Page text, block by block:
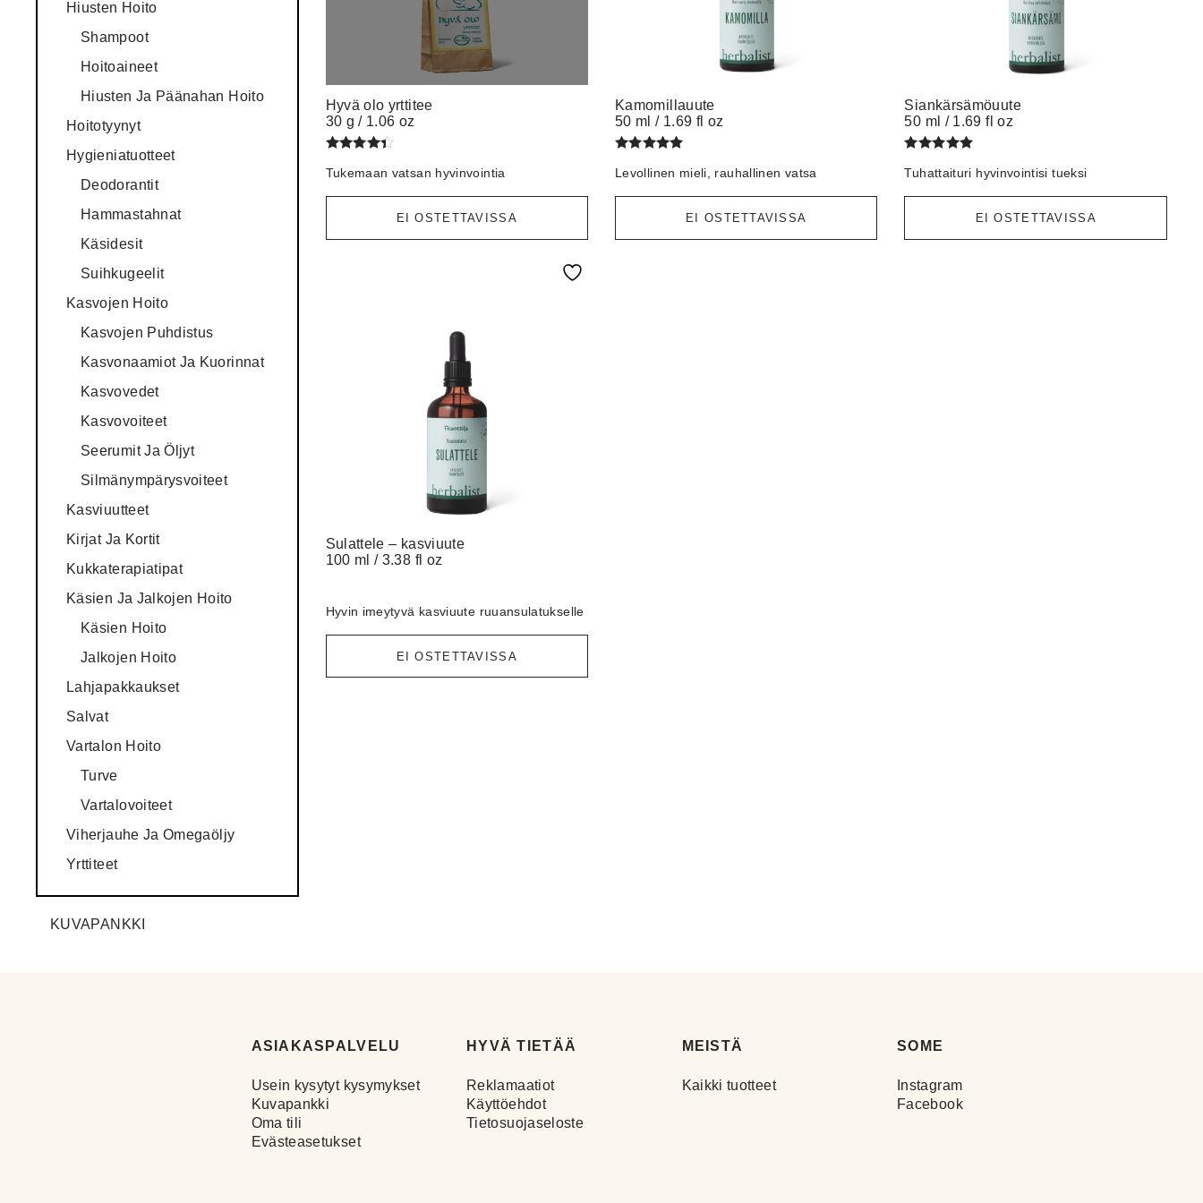
Hiusten Hoito
Shampoot
Hoitoaineet
Hiusten Ja Päänahan Hoito
Hoitotyynyt
Hygieniatuotteet
Deodorantit
Hammastahnat
Käsidesit
Suihkugeelit
Kasvojen Hoito
Kasvojen Puhdistus
Kasvonaamiot Ja Kuorinnat
Kasvovedet
Kasvovoiteet
Seerumit Ja Öljyt
Silmänympärysvoiteet
Kasviuutteet
Kirjat Ja Kortit
Kukkaterapiatipat
Käsien Ja Jalkojen Hoito
Käsien Hoito
Jalkojen Hoito
Lahjapakkaukset
Salvat
Vartalon Hoito
Turve
Vartalovoiteet
Viherjauhe Ja Omegaöljy
Yrttiteet
KUVAPANKKI
Hyvä olo yrttitee
30 g / 1.06 oz
tuotteesta:
Tukemaan vatsan hyvinvointia
EI OSTETTAVISSA
Kamomillauute
50 ml / 1.69 fl oz
tuotteesta:
Levollinen mieli, rauhallinen vatsa
EI OSTETTAVISSA
Siankärsämöuute
50 ml / 1.69 fl oz
tuotteesta:
Tuhattaituri hyvinvointisi tueksi
EI OSTETTAVISSA
Sulattele – kasviuute
100 ml / 3.38 fl oz
Hyvin imeytyvä kasviuute ruuansulatukselle
EI OSTETTAVISSA
ASIAKASPALVELU
Usein kysytyt kysymykset
Kuvapankki
Oma tili
Evästeasetukset
HYVÄ TIETÄÄ
Reklamaatiot
Käyttöehdot
Tietosuojaseloste
MEISTÄ
Kaikki tuotteet
SOME
Instagram
Facebook